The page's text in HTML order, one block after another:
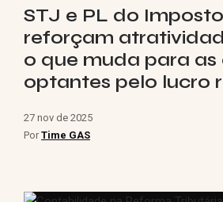
STJ e PL do
reforçam
o que muda para as
optantes pelo lucro
27 nov de 2025
Por Time GAS